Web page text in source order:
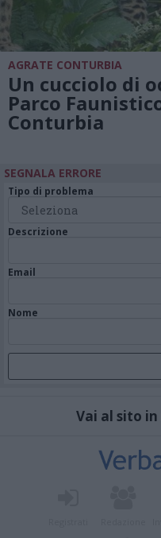
AGRATE CONTURBIA
Un cucciolo di
Parco
Conturbia
SEGNALA ERRORE
Tipo di problema
Descrizione
Email
Nome
Vai al sito